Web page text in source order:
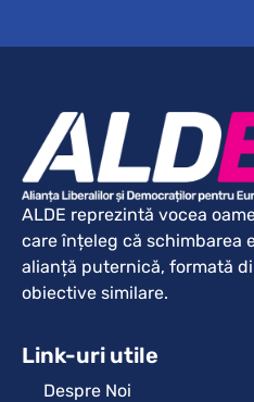
ALDE reprezintă vocea
care înțeleg că schimbarea
alianță puternică, formată
obiective similare.
Link-uri utile
Despre Noi